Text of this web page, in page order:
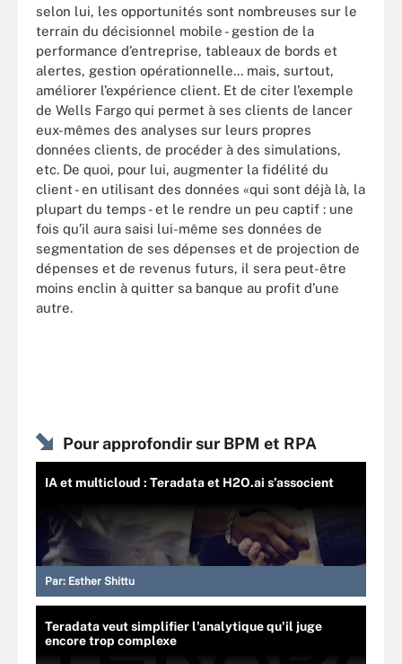
selon lui, les opportunités sont nombreuses sur le
terrain du décisionnel mobile - gestion de la
performance d’entreprise, tableaux de bords et
alertes, gestion opérationnelle... mais, surtout,
améliorer l’expérience client. Et de citer l’exemple
de Wells Fargo qui permet à ses clients de lancer
eux-mêmes des analyses sur leurs propres
données clients, de procéder à des simulations,
etc. De quoi, pour lui, augmenter la fidélité du
client - en utilisant des données «qui sont déjà là, la
plupart du temps - et le rendre un peu captif : une
fois qu’il aura saisi lui-même ses données de
segmentation de ses dépenses et de projection de
dépenses et de revenus futurs, il sera peut-être
moins enclin à quitter sa banque au profit d’une
autre.
Pour approfondir sur BPM et RPA
IA et multicloud : Teradata et H2O.ai s’associent
Par: Esther Shittu
Teradata veut simplifier l'analytique qu'il juge
encore trop complexe